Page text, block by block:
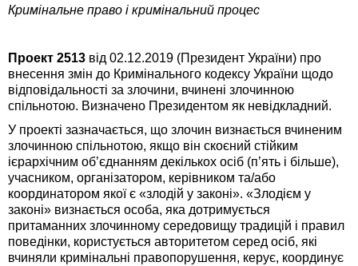
Кримінальне право і кримінальний процес
Проект 2513 від 02.12.2019 (Президент України) про
внесення змін до Кримінального кодексу України щодо
відповідальності за злочини, вчинені злочинною
спільнотою. Визначено Президентом як невідкладний.
У проекті зазначається, що злочин визнається вчиненим
злочинною спільнотою, якщо він скоєний стійким
ієрархічним об’єднанням декількох осіб (п’ять і більше),
учасником, організатором, керівником та/або
координатором якої є «злодій у законі». «Злодієм у
законі» визнається особа, яка дотримується
притаманних злочинному середовищу традицій і правил
поведінки, користується авторитетом серед осіб, які
вчиняли кримінальні правопорушення, керує, координує